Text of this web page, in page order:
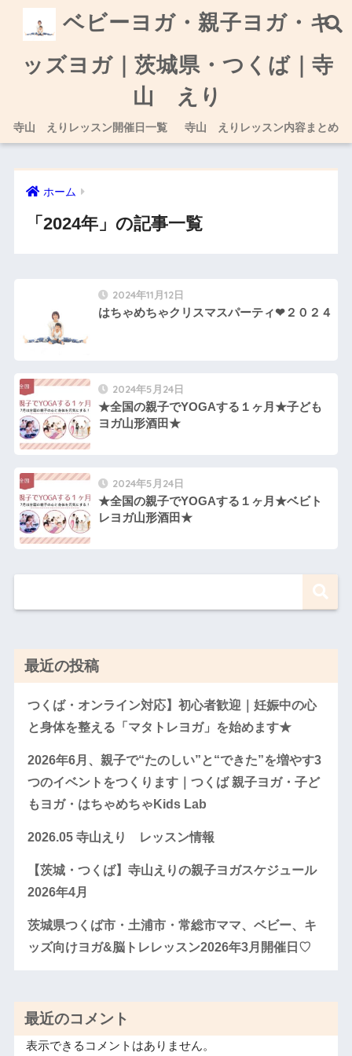
ベビーヨガ・親子ヨガ・キ
ッズヨガ｜茨城県・つくば｜寺
山 えり
寺山 えりレッスン開催日一覧 寺山 えりレッスン内容まとめ
ホーム
「2024年」の記事一覧
2024年11月12日
はちゃめちゃクリスマスパーティ❤︎２０２４
2024年5月24日
★全国の親子でYOGAする１ヶ月★子ども
ヨガ山形酒田★
2024年5月24日
★全国の親子でYOGAする１ヶ月★ベビト
レヨガ山形酒田★
最近の投稿
つくば・オンライン対応】初心者歓迎｜妊娠中の心
と身体を整える「マタトレヨガ」を始めます★
2026年6月、親子で“たのしい”と“できた”を増やす3
つのイベントをつくります｜つくば 親子ヨガ・子ど
もヨガ・はちゃめちゃKids Lab
2026.05 寺山えり レッスン情報
【茨城・つくば】寺山えりの親子ヨガスケジュール
2026年4月
茨城県つくば市・土浦市・常総市ママ、ベビー、キ
ッズ向けヨガ&脳トレレッスン2026年3月開催日♡
最近のコメント
表示できるコメントはありません。